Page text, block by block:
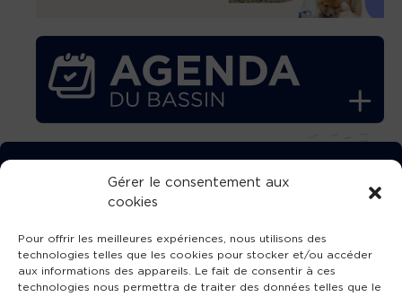
Gérer le consentement aux
cookies
Pour offrir les meilleures expériences, nous utilisons des
technologies telles que les cookies pour stocker et/ou accéder
aux informations des appareils. Le fait de consentir à ces
technologies nous permettra de traiter des données telles que le
TÉLÉCHARGEZ GRATUITEMENT
L’APPLICATION TVBA !